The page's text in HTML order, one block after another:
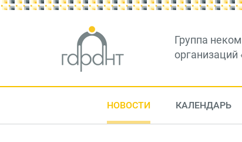
Группа
организаций
НОВОСТИ КАЛЕНДАРЬ